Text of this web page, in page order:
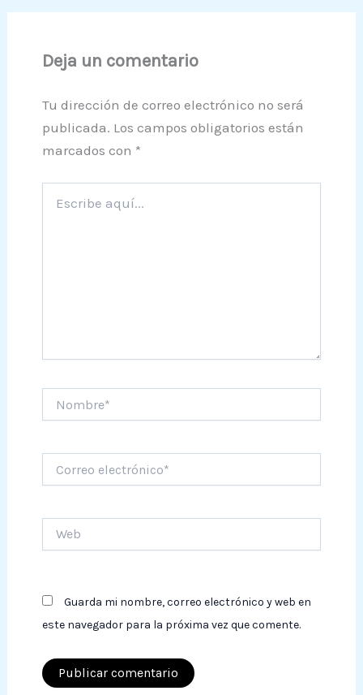
Deja un comentario
Tu dirección de correo electrónico no será
publicada. Los campos obligatorios están
marcados con *
aquí...
electrónico*
Guarda mi nombre, correo electrónico y web en
este navegador para la próxima vez que comente.